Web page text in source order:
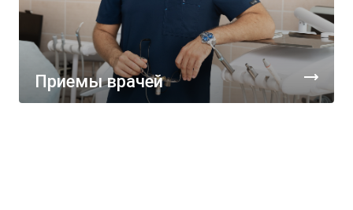
Приемы врачей